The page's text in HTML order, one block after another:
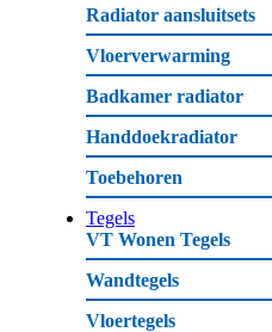
Radiator aansluitsets
Vloerverwarming
Badkamer radiator
Handdoekradiator
Toebehoren
Tegels
VT Wonen Tegels
Wandtegels
Vloertegels